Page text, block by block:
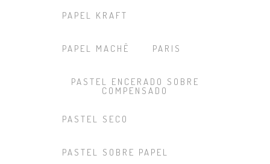
PAPEL KRAFT
PAPEL MACHÊ PARIS
PASTEL ENCERADO SOBRE
COMPENSADO
PASTEL SECO
PASTEL SOBRE PAPEL